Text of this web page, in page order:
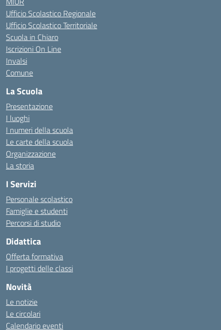
Ufficio Scolastico Regionale
Ufficio Scolastico Territoriale
Scuola in Chiaro
Iscrizioni On Line
Invalsi
Comune
La Scuola
Presentazione
I luoghi
I numeri della scuola
Le carte della scuola
Organizzazione
La storia
I Servizi
Personale scolastico
Famiglie e studenti
Percorsi di studio
Didattica
Offerta formativa
I progetti delle classi
Novità
Le notizie
Le circolari
Calendario eventi